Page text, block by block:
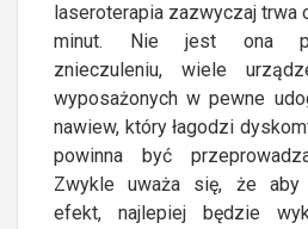
laseroterapia zazwyczaj trwa
minut. Nie jest ona
znieczuleniu, wiele
wyposażonych w pewne
nawiew, który łagodzi
powinna być
Zwykle uważa się, że aby
efekt, najlepiej będzie